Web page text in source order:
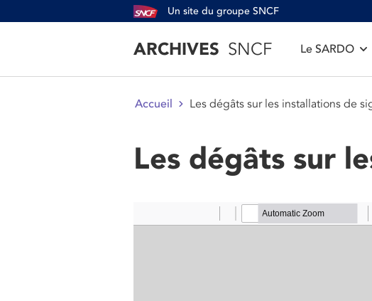
Un site du groupe SNCF
ARCHIVESSNCF Le SARDO
Accueil Les dégâts sur les installations de
Les dégâts sur